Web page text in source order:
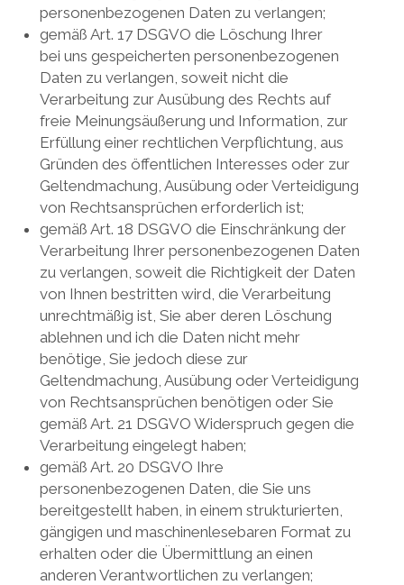
personenbezogenen Daten zu verlangen;
gemäß Art. 17 DSGVO die Löschung Ihrer
bei uns gespeicherten personenbezogenen
Daten zu verlangen, soweit nicht die
Verarbeitung zur Ausübung des Rechts auf
freie Meinungsäußerung und Information, zur
Erfüllung einer rechtlichen Verpflichtung, aus
Gründen des öffentlichen Interesses oder zur
Geltendmachung, Ausübung oder Verteidigung
von Rechtsansprüchen erforderlich ist;
gemäß Art. 18 DSGVO die Einschränkung der
Verarbeitung Ihrer personenbezogenen Daten
zu verlangen, soweit die Richtigkeit der Daten
von Ihnen bestritten wird, die Verarbeitung
unrechtmäßig ist, Sie aber deren Löschung
ablehnen und ich die Daten nicht mehr
benötige, Sie jedoch diese zur
Geltendmachung, Ausübung oder Verteidigung
von Rechtsansprüchen benötigen oder Sie
gemäß Art. 21 DSGVO Widerspruch gegen die
Verarbeitung eingelegt haben;
gemäß Art. 20 DSGVO Ihre
personenbezogenen Daten, die Sie uns
bereitgestellt haben, in einem strukturierten,
gängigen und maschinenlesebaren Format zu
erhalten oder die Übermittlung an einen
anderen Verantwortlichen zu verlangen;